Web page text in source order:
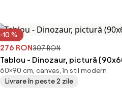
-10 %
276 RON307 RON
Tablou - Dinozaur, pictură
60×90 cm, canvas, în stil modern
Livrare în peste 2 zile